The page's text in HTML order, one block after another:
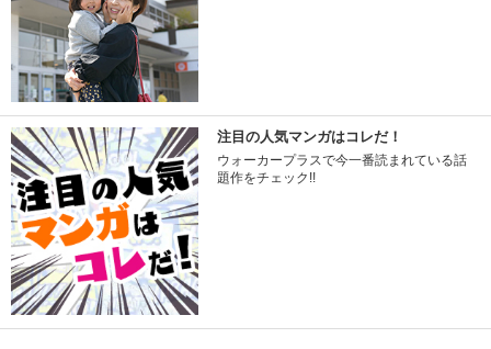
注目の人気マンガはコレだ！
ウォーカープラスで今一番読まれている話
題作をチェック!!